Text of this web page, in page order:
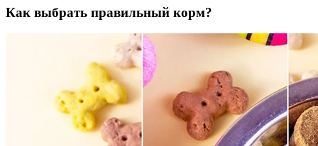
Как выбрать правильный корм?